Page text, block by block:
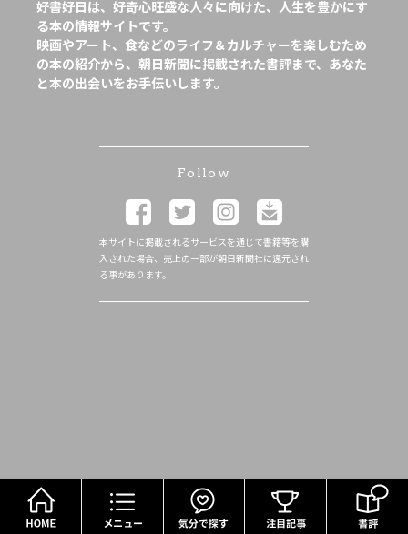
好書好日は、好奇心旺盛な人々に向けた、人生を豊かにす
る本の情報サイトです。
映画やアート、食などのライフ＆カルチャーを楽しむため
の本の紹介から、朝日新聞に掲載された書評まで、あなた
と本の出会いをお手伝いします。
Follow
本サイトに掲載されるサービスを通じて書籍等を購
入された場合、売上の一部が朝日新聞社に還元され
る事があります。